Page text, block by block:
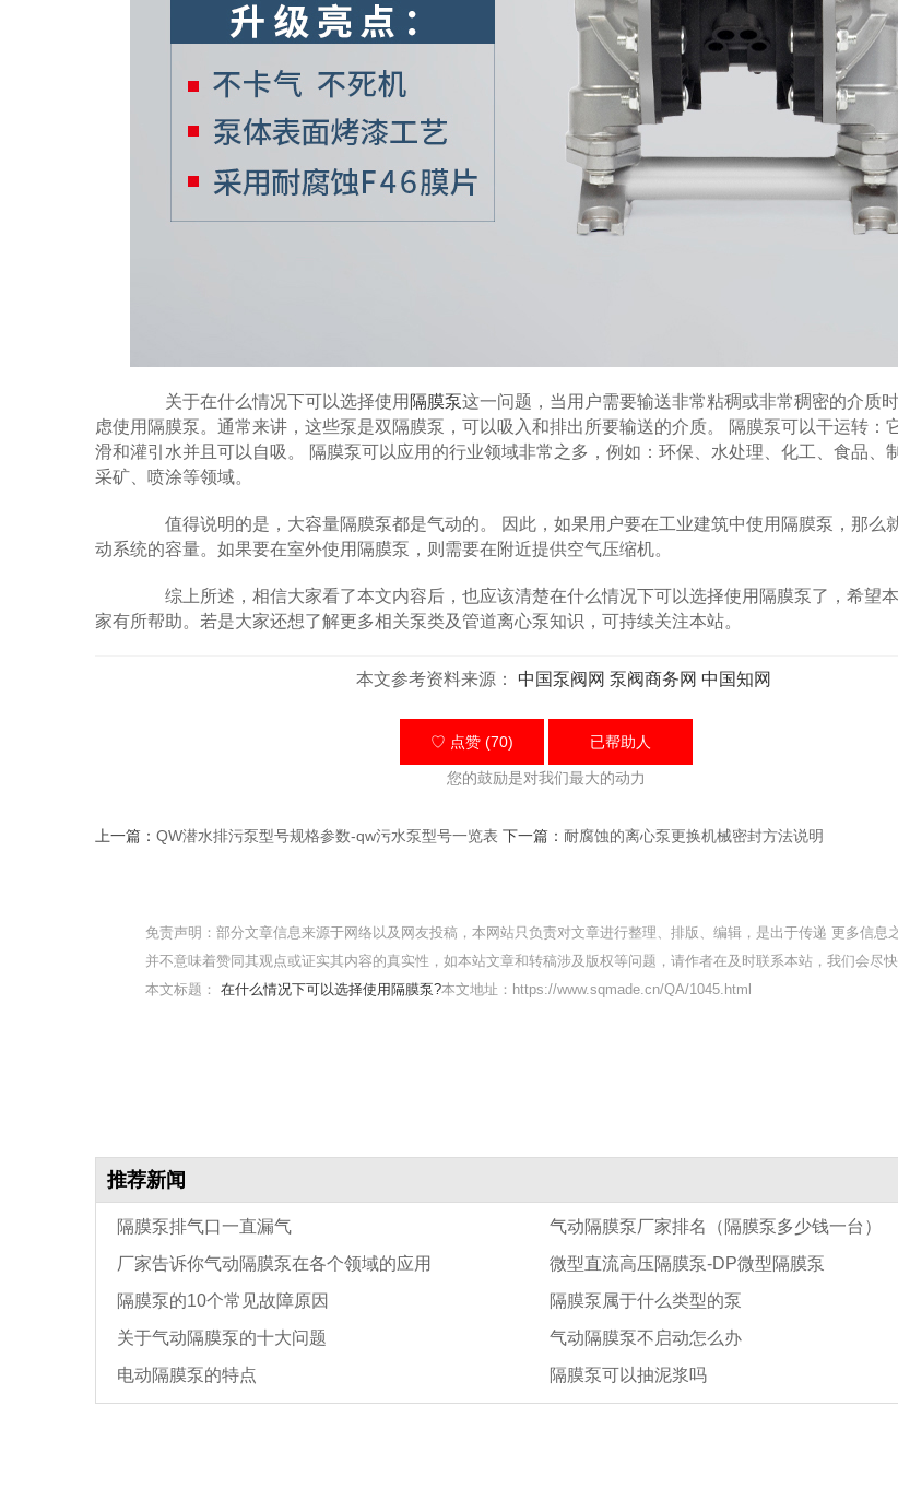
关于在什么情况下可以选择使用 隔膜泵这一问题，当用户需要输送非常粘稠或非常稠密的介质
虑使用隔膜泵。通常来讲，这些泵是双隔膜泵，可以吸入和排出所要输送的介质。 隔膜泵可以干运转：
滑和灌引水并且可以自吸。 隔膜泵可以应用的行业领域非常之多，例如：环保、水处理、化工、食品、
采矿、喷涂等领域。
值得说明的是，大容量隔膜泵都是气动的。 因此，如果用户要在工业建筑中使用隔膜泵，那么
动系统的容量。如果要在室外使用隔膜泵，则需要在附近提供空气压缩机。
综上所述，相信大家看了本文内容后，也应该清楚在什么情况下可以选择使用隔膜泵了，希望
家有所帮助。若是大家还想了解更多相关泵类及管道离心泵知识，可持续关注本站。
本文参考资料来源： 中国泵阀网 泵阀商务网 中国知网
♡ 点赞 (70) 已帮助人
您的鼓励是对我们最大的动力
上一篇： QW潜水排污泵型号规格参数-qw污水泵型号一览表 下一篇： 耐腐蚀的离心泵更换机械密封方法说明
免责声明：部分文章信息来源于网络以及网友投稿，本网站只负责对文章进行整理、排版、编辑，是出于传递 更多信息
并不意味着赞同其观点或证实其内容的真实性，如本站文章和转稿涉及版权等问题，请作者在及时联系本站，我们会尽快
本文标题： 在什么情况下可以选择使用隔膜泵?本文地址：https://www.sqmade.cn/QA/1045.html
推荐新闻
隔膜泵排气口一直漏气 气动隔膜泵厂家排名（隔膜泵多少钱一台）
厂家告诉你气动隔膜泵在各个领域的应用
微型直流高压隔膜泵-DP微型隔膜泵
隔膜泵的10个常见故障原因
隔膜泵属于什么类型的泵
关于气动隔膜泵的十大问题
气动隔膜泵不启动怎么办
电动隔膜泵的特点
隔膜泵可以抽泥浆吗